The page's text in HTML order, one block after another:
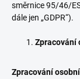
směrnice 95/46/
dále jen „GDPR“).
Zpracování
Zpracování